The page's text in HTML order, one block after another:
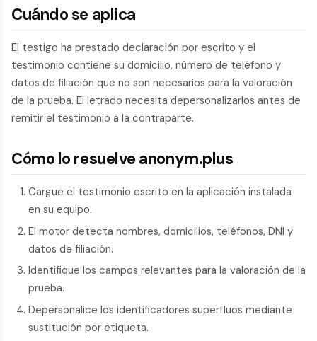
Cuándo se aplica
El testigo ha prestado declaración por escrito y el
testimonio contiene su domicilio, número de teléfono y
datos de filiación que no son necesarios para la valoración
de la prueba. El letrado necesita depersonalizarlos antes de
remitir el testimonio a la contraparte.
Cómo lo resuelve anonym.plus
Cargue el testimonio escrito en la aplicación instalada
en su equipo.
El motor detecta nombres, domicilios, teléfonos, DNI y
datos de filiación.
Identifique los campos relevantes para la valoración de la
prueba.
Depersonalice los identificadores superfluos mediante
sustitución por etiqueta.